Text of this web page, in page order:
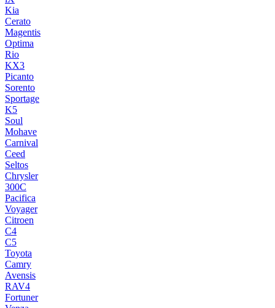
Kia
Cerato
Magentis
Optima
Rio
KX3
Picanto
Sorento
Sportage
K5
Soul
Mohave
Carnival
Ceed
Seltos
Chrysler
300C
Pacifica
Voyager
Citroen
C4
C5
Toyota
Camry
Avensis
RAV4
Fortuner